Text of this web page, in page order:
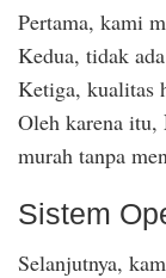
Pertama, kami
Kedua, tidak
Ketiga, kualitas
Oleh karena itu,
murah tanpa
Sistem
Selanjutnya,